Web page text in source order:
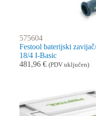
575604
Festool baterijski
18/4 I-Basic
481,96 € (PDV uključen)